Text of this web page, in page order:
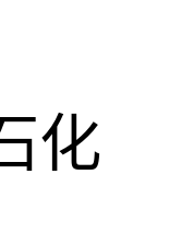
化